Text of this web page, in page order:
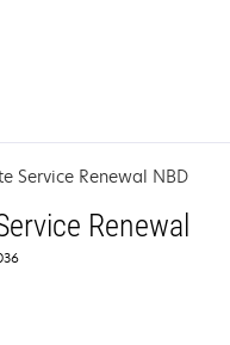
Service Renewal NBD
Renewal